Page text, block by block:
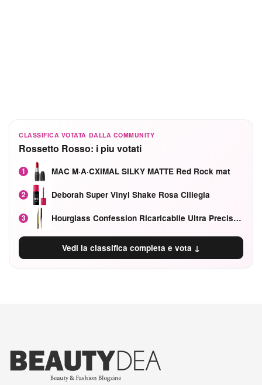
CLASSIFICA VOTATA DALLA COMMUNITY
Rossetto Rosso: i piu votati
1 MAC M·A·CXIMAL SILKY MATTE Red Rock mat
2 Deborah Super Vinyl Shake Rosa Ciliegia
3 Hourglass Confession Ricaricabile Ultra Preciso Ad Alta Intensità Secretly Classic Red
Vedi la classifica completa e vota ↓